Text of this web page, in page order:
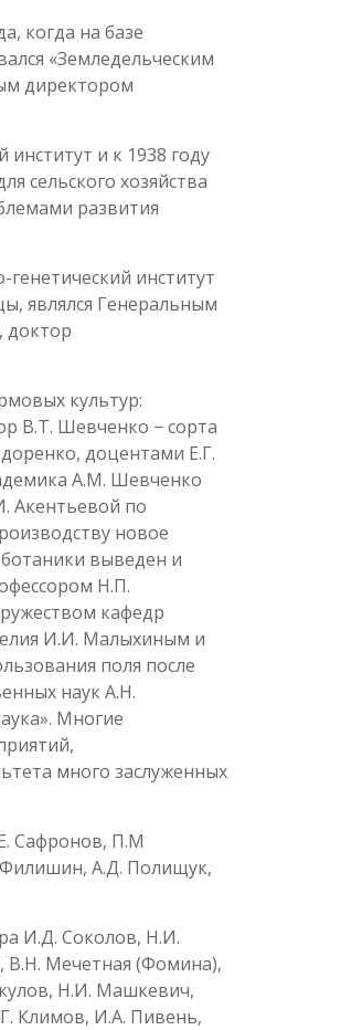
когда на базе
«Земледельческим
директором
и к 1938 году
сельского хозяйства
развития
институт
являлся Генеральным
доктор
культур:
В.Т. Шевченко − сорта
доцентами Е.Г.
А.М. Шевченко
Акентьевой по
новое
выведен и
Н.П.
кафедр
И.И. Малыхиным и
поля после
наук А.Н.
Многие
много заслуженных
Сафронов, П.М
Филишин, А.Д. Полищук,
И.Д. Соколов, Н.И.
В.Н. Мечетная (Фомина),
Н.И. Машкевич,
Климов, И.А. Пивень,